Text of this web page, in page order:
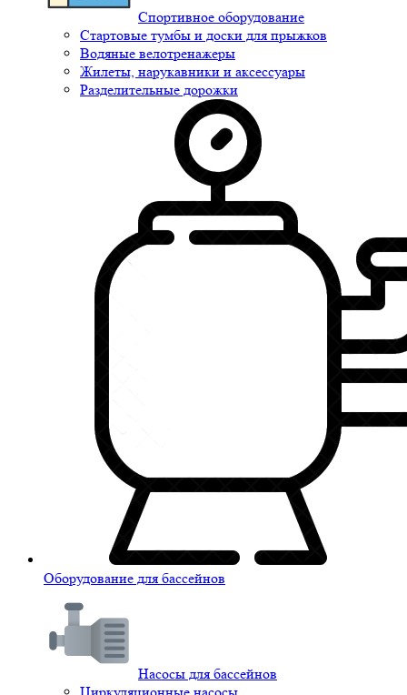
Спортивное оборудование
Стартовые тумбы и доски для прыжков
Водяные велотренажеры
Жилеты, нарукавники и аксессуары
Разделительные дорожки
Оборудование для бассейнов
Насосы для бассейнов